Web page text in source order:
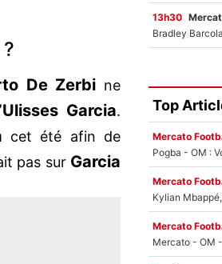
De Zerbi ne
Garcia.
cet été afin de
pas sur Garcia
13h30
Top
Mercato
Pogba - OM :
Mercato
Kylian
Mercato